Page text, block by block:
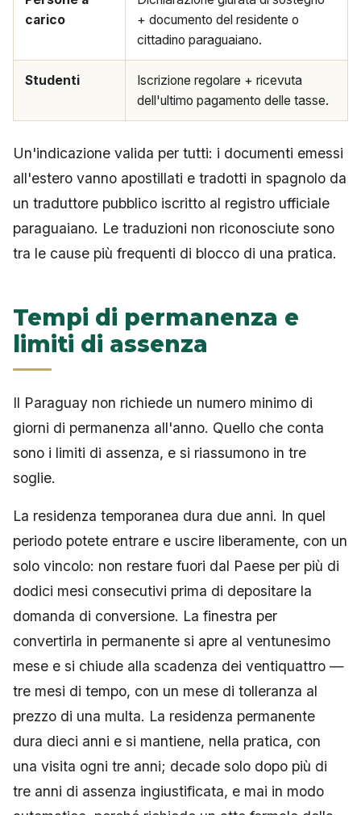
carico
+ documento del residente o
cittadino paraguaiano.
Studenti
Iscrizione regolare + ricevuta
dell'ultimo pagamento delle tasse.
Un'indicazione valida per tutti: i documenti emessi
all'estero vanno apostillati e tradotti in spagnolo da
un traduttore pubblico iscritto al registro ufficiale
paraguaiano. Le traduzioni non riconosciute sono
tra le cause più frequenti di blocco di una pratica.
Tempi di permanenza e
limiti di assenza
Il Paraguay non richiede un numero minimo di
giorni di permanenza all'anno. Quello che conta
sono i limiti di assenza, e si riassumono in tre
soglie.
La residenza temporanea dura due anni. In quel
periodo potete entrare e uscire liberamente, con un
solo vincolo: non restare fuori dal Paese per più di
dodici mesi consecutivi prima di depositare la
domanda di conversione. La finestra per
convertirla in permanente si apre al ventunesimo
mese e si chiude alla scadenza dei ventiquattro —
tre mesi di tempo, con un mese di tolleranza al
prezzo di una multa. La residenza permanente
dura dieci anni e si mantiene, nella pratica, con
una visita ogni tre anni; decade solo dopo più di
tre anni di assenza ingiustificata, e mai in modo